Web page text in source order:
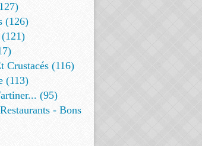
(126)
(121)
Crustacés (116)
(113)
(95)
- Bons